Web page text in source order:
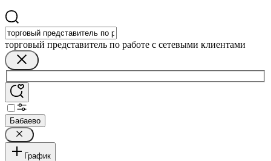
торговый представитель по работе с сетевыми клиентами
Бабаево
График